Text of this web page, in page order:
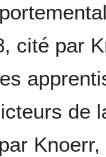
cité par
de